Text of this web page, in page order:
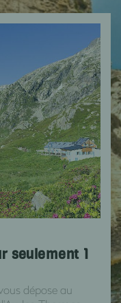
seulement 1
dépose au